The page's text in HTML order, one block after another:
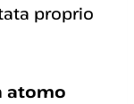
proprio
atomo